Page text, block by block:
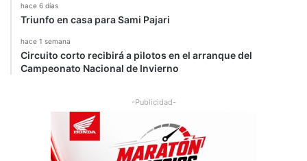
hace 6 días
Triunfo en casa para Sami Pajari
hace 1 semana
Circuito corto recibirá a pilotos en el arranque del
Campeonato Nacional de Invierno
-Publicidad-